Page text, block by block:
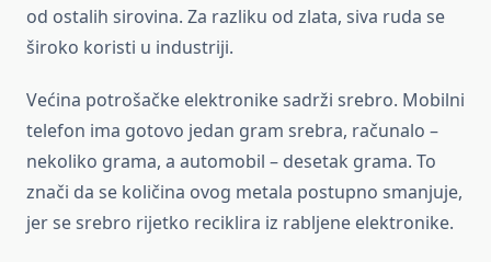
od ostalih sirovina. Za razliku od zlata, siva ruda se
široko koristi u industriji.
Većina potrošačke elektronike sadrži srebro. Mobilni
telefon ima gotovo jedan gram srebra, računalo –
nekoliko grama, a automobil – desetak grama. To
znači da se količina ovog metala postupno smanjuje,
jer se srebro rijetko reciklira iz rabljene elektronike.